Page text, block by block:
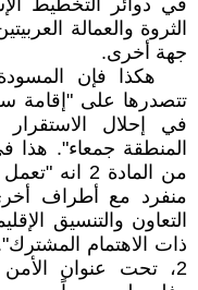
في دوائر التخطيط
الثروة والعمالة
جهة أخرى.
هكذا فإن المسودة
تتصدرها على "إقامة
في إحلال الاستقرار
المنطقة جمعاء".
من المادة
منفرد مع أطراف
التعاون والتنسيق
ذات الاهتمام
2، تحت عنوان